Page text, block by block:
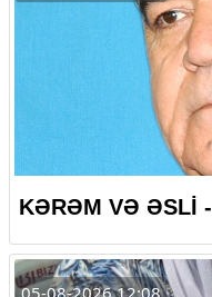
KƏRƏM VƏ ƏSLİ -